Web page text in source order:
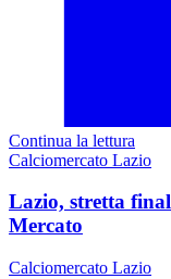
Continua la lettura
Calciomercato Lazio
Lazio, stretta
Mercato
Calciomercato Lazio